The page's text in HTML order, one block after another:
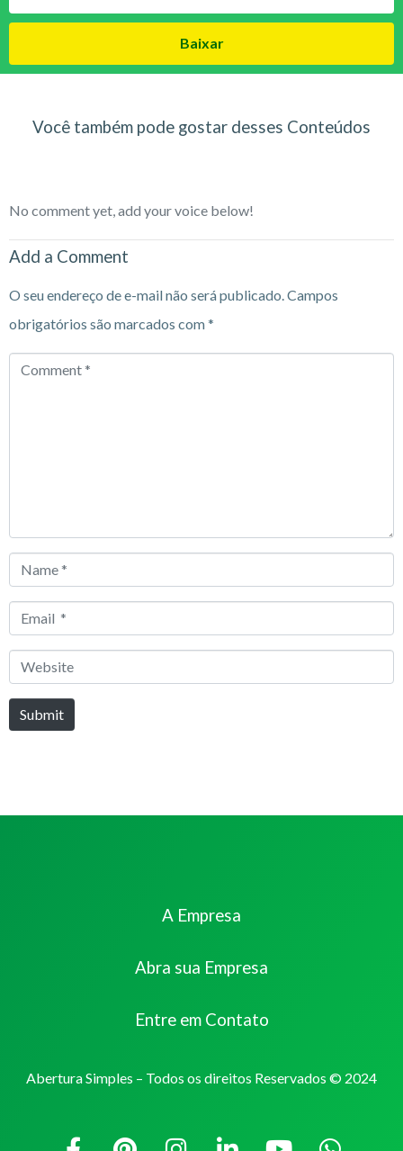
Baixar
Você também pode gostar desses Conteúdos
No comment yet, add your voice below!
Add a Comment
O seu endereço de e-mail não será publicado.Campos
obrigatórios são marcados com*
Comment
Name
Email
Website
Submit
A Empresa
Abra sua Empresa
Entre em Contato
Abertura Simples – Todos os direitos Reservados © 2024